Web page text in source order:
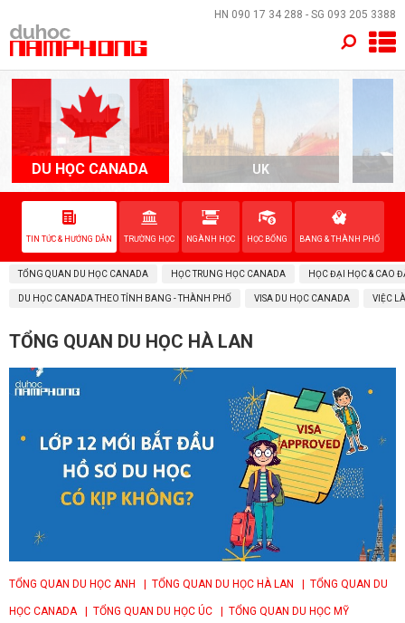
HN 090 17 34 288 - SG 093 205 3388
DU HỌC CANADA UK
TIN TỨC & HƯỚNG DẪN TRƯỜNG HỌC NGÀNH HỌC HỌC BỔNG BANG & THÀNH PHỐ
TỔNG QUAN DU HỌC CANADA HỌC TRUNG HỌC CANADA HỌC ĐẠI HỌC & CAO
DU HỌC CANADA THEO TỈNH BANG - THÀNH PHỐ VISA DU HỌC CANADA VIỆC
TỔNG QUAN DU HỌC HÀ LAN
TỔNG QUAN DU HỌC ANH | TỔNG QUAN DU HỌC HÀ LAN | TỔNG QUAN DU
HỌC CANADA | TỔNG QUAN DU HỌC ÚC | TỔNG QUAN DU HỌC MỸ
×
TRANG CHỦ
QUỐC GIA
EVENTS
DỊCH VỤ
VỀ NAM PHONG
LIÊN HỆ